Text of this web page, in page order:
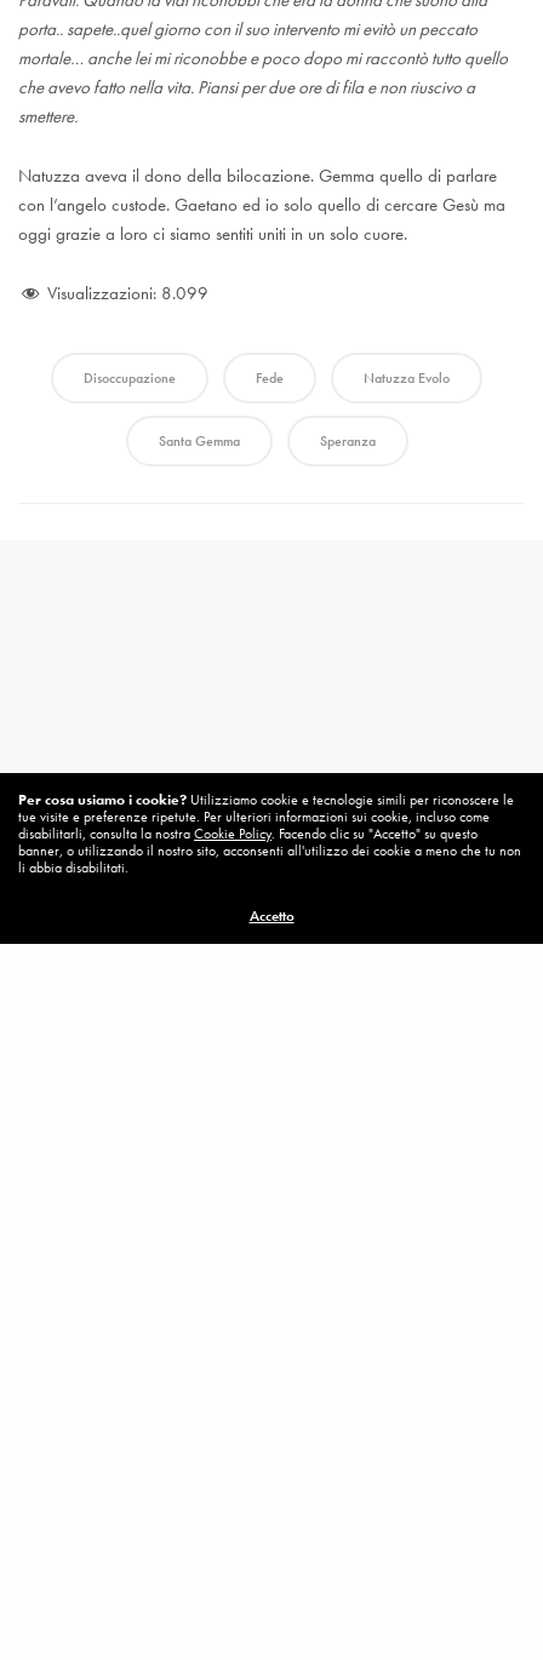
porta.. sapete..quel giorno con il suo intervento mi evitò un peccato
mortale… anche lei mi riconobbe e poco dopo mi raccontò tutto quello
che avevo fatto nella vita. Piansi per due ore di fila e non riuscivo a
smettere.
Natuzza aveva il dono della bilocazione. Gemma quello di parlare
con l’angelo custode. Gaetano ed io solo quello di cercare Gesù ma
oggi grazie a loro ci siamo sentiti uniti in un solo cuore.
Visualizzazioni: 8.099
Disoccupazione Fede Natuzza Evolo
Santa Gemma Speranza
Per cosa usiamo i cookie? Utilizziamo cookie e tecnologie simili per riconoscere le
tue visite e preferenze ripetute. Per ulteriori informazioni sui cookie, incluso come
disabilitarli, consulta la nostraCookie Policy. Facendo clic su "Accetto" su questo
banner, o utilizzando il nostro sito, acconsenti all'utilizzo dei cookie a meno che tu non
li abbia disabilitati.
Accetto